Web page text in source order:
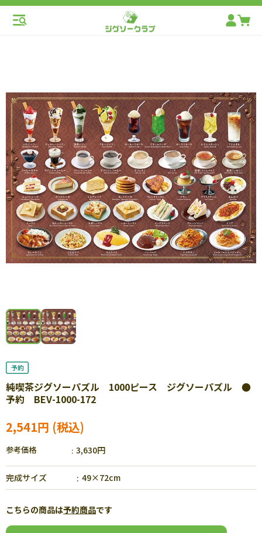
純喫茶ジグソーパズル 1000ピース ジグソーパズル ●
予約 BEV-1000-172
2,541円
参考価格 3,630円
完成サイズ 49×72cm
こちらの商品は予約商品です